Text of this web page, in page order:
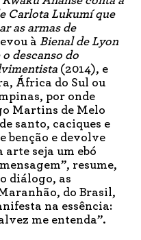
Carlota Lukumí que
as armas de
à Bienal de Lyon
descanso do
(2014), e
África do Sul ou
por onde
Martins de Melo
santo, caciques e
benção e devolve
arte seja um ebó
resume,
diálogo, as
do Brasil,
na essência:
me entenda”.